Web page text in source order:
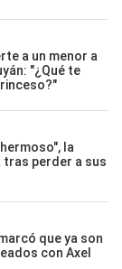
a un menor a
"¿Qué te
la
tras perder a sus
que ya son
con Axel